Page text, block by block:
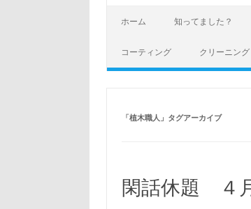
ホーム 知ってました？
コーティング クリーニング
「植木職人 」タグアーカイブ
閑話休題 ４